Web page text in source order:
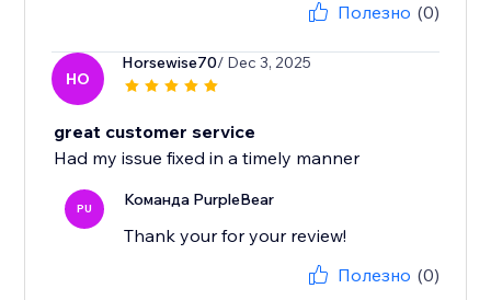
Полезно (0)
HO
Horsewise70/ Dec 3, 2025
great customer service
Had my issue fixed in a timely manner
PU Команда PurpleBear
Thank your for your review!
Полезно (0)